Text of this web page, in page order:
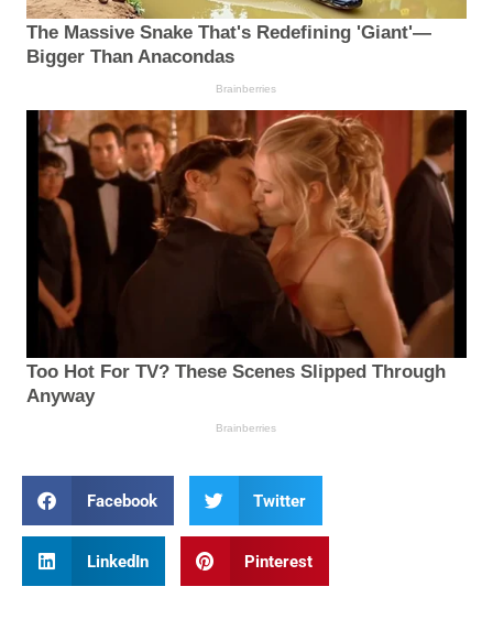
Facebook Twitter
LinkedIn Pinterest